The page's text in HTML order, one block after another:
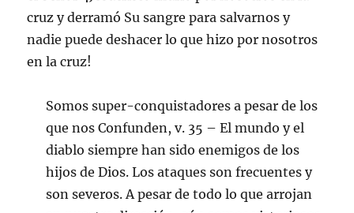
cruz y derramó Su sangre para salvarnos y
nadie puede deshacer lo que hizo por nosotros
en la cruz!
Somos super-conquistadores a pesar de los
que nos Confunden, v. 35 – El mundo y el
diablo siempre han sido enemigos de los
hijos de Dios. Los ataques son frecuentes y
son severos. A pesar de todo lo que arrojan